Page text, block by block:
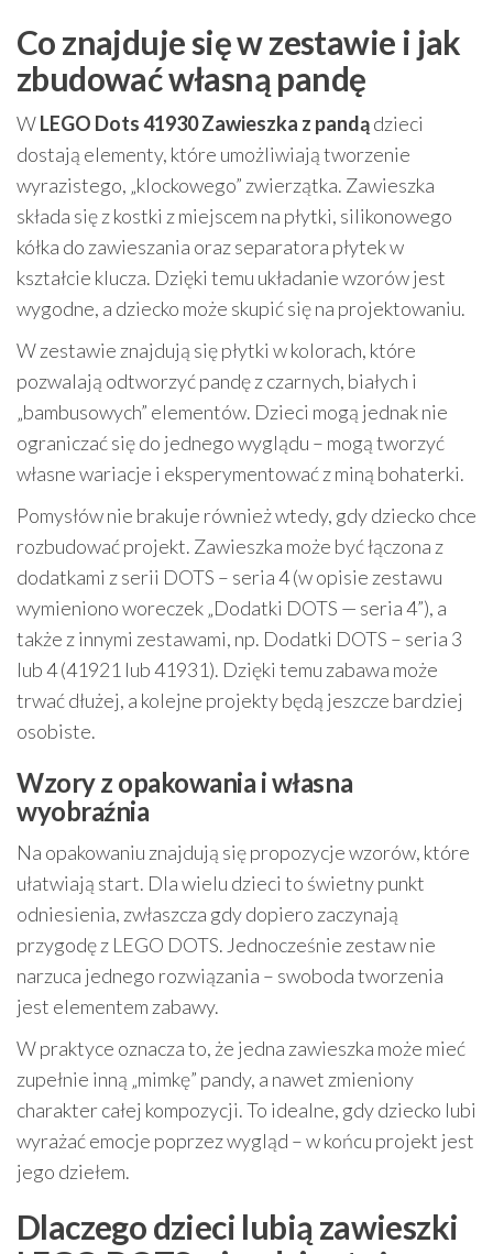
Co znajduje się w zestawie i jak
zbudować własną pandę
WLEGO Dots 41930 Zawieszka z pandądzieci
dostają elementy, które umożliwiają tworzenie
wyrazistego, „klockowego” zwierzątka. Zawieszka
składa się z kostki z miejscem na płytki, silikonowego
kółka do zawieszania oraz separatora płytek w
kształcie klucza. Dzięki temu układanie wzorów jest
wygodne, a dziecko może skupić się na projektowaniu.
W zestawie znajdują się płytki w kolorach, które
pozwalają odtworzyć pandę z czarnych, białych i
„bambusowych” elementów. Dzieci mogą jednak nie
ograniczać się do jednego wyglądu – mogą tworzyć
własne wariacje i eksperymentować z miną bohaterki.
Pomysłów nie brakuje również wtedy, gdy dziecko chce
rozbudować projekt. Zawieszka może być łączona z
dodatkami z serii DOTS – seria 4 (w opisie zestawu
wymieniono woreczek „Dodatki DOTS — seria 4”), a
także z innymi zestawami, np. Dodatki DOTS – seria 3
lub 4 (41921 lub 41931). Dzięki temu zabawa może
trwać dłużej, a kolejne projekty będą jeszcze bardziej
osobiste.
Wzory z opakowania i własna
wyobraźnia
Na opakowaniu znajdują się propozycje wzorów, które
ułatwiają start. Dla wielu dzieci to świetny punkt
odniesienia, zwłaszcza gdy dopiero zaczynają
przygodę z LEGO DOTS. Jednocześnie zestaw nie
narzuca jednego rozwiązania – swoboda tworzenia
jest elementem zabawy.
W praktyce oznacza to, że jedna zawieszka może mieć
zupełnie inną „mimkę” pandy, a nawet zmieniony
charakter całej kompozycji. To idealne, gdy dziecko lubi
wyrażać emocje poprzez wygląd – w końcu projekt jest
jego dziełem.
Dlaczego dzieci lubią zawieszki